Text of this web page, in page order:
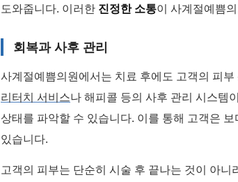
도와줍니다. 이러한 진정한 소통이 사계절예쁨
회복과 사후 관리
사계절예쁨의원에서는 치료 후에도 고객의 피
리터치 서비스나 해피콜 등의 사후 관리 시스템
상태를 파악할 수 있습니다. 이를 통해 고객은
있습니다.
고객의 피부는 단순히 시술 후 끝나는 것이 아니